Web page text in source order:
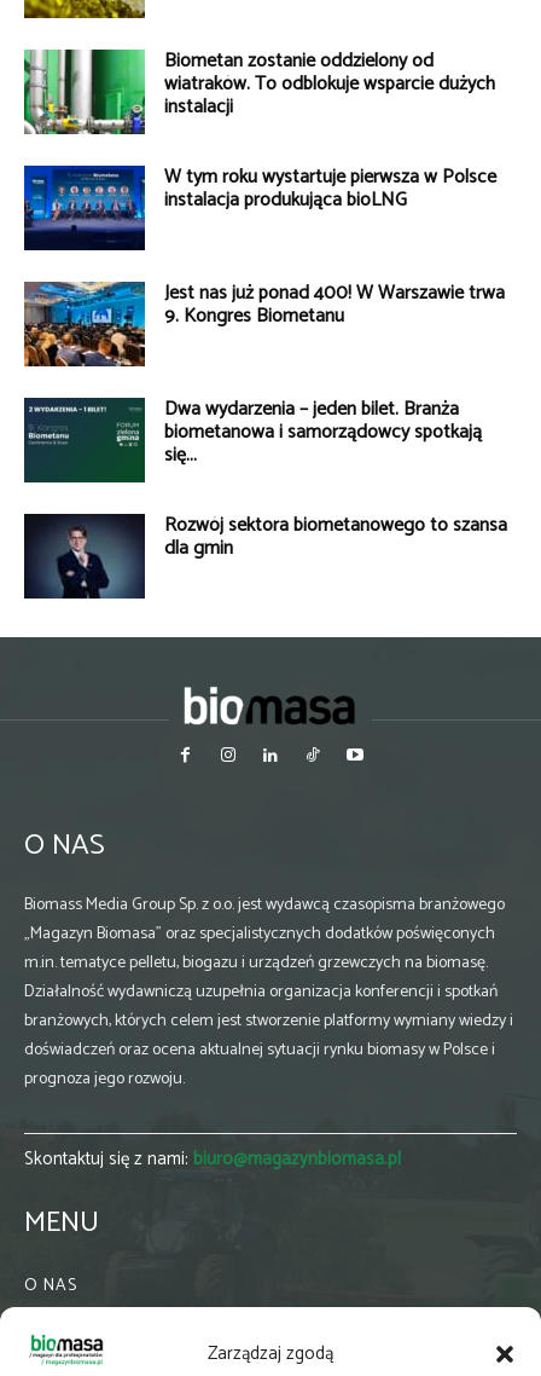
Zarządzaj zgodą
Biometan zostanie oddzielony od
wiatraków. To odblokuje wsparcie dużych
instalacji
W tym roku wystartuje pierwsza w Polsce
instalacja produkująca bioLNG
Jest nas już ponad 400! W Warszawie trwa
9. Kongres Biometanu
Dwa wydarzenia – jeden bilet. Branża
biometanowa i samorządowcy spotkają
się...
Rozwój sektora biometanowego to szansa
dla gmin
O NAS
Biomass Media Group Sp. z o.o. jest wydawcą czasopisma branżowego
„Magazyn Biomasa” oraz specjalistycznych dodatków poświęconych
m.in. tematyce pelletu, biogazu i urządzeń grzewczych na biomasę.
Działalność wydawniczą uzupełnia organizacja konferencji i spotkań
branżowych, których celem jest stworzenie platformy wymiany wiedzy i
doświadczeń oraz ocena aktualnej sytuacji rynku biomasy w Polsce i
prognoza jego rozwoju.
Skontaktuj się z nami: biuro@magazynbiomasa.pl
MENU
O NAS
WSPÓŁPRACA